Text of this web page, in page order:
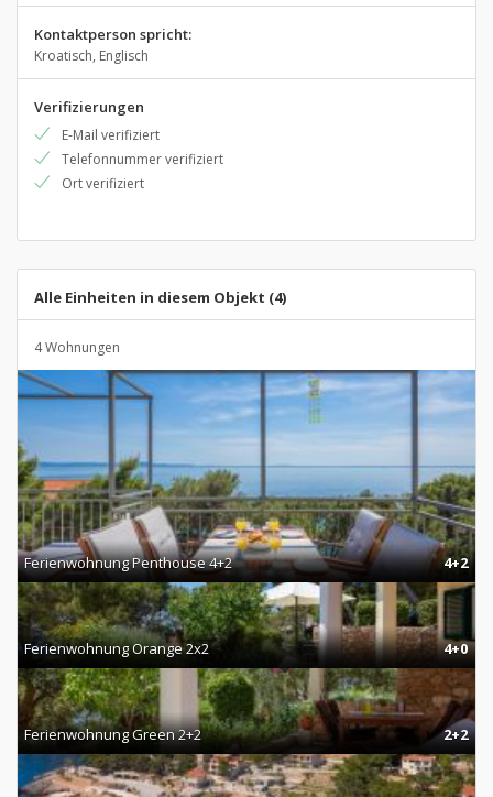
Kontaktperson spricht:
Kroatisch, Englisch
Verifizierungen
E-Mail verifiziert
Telefonnummer verifiziert
Ort verifiziert
Alle Einheiten in diesem Objekt (4)
4 Wohnungen
Ferienwohnung Penthouse 4+2 4+2
Ferienwohnung Orange 2x2 4+0
Ferienwohnung Green 2+2 2+2